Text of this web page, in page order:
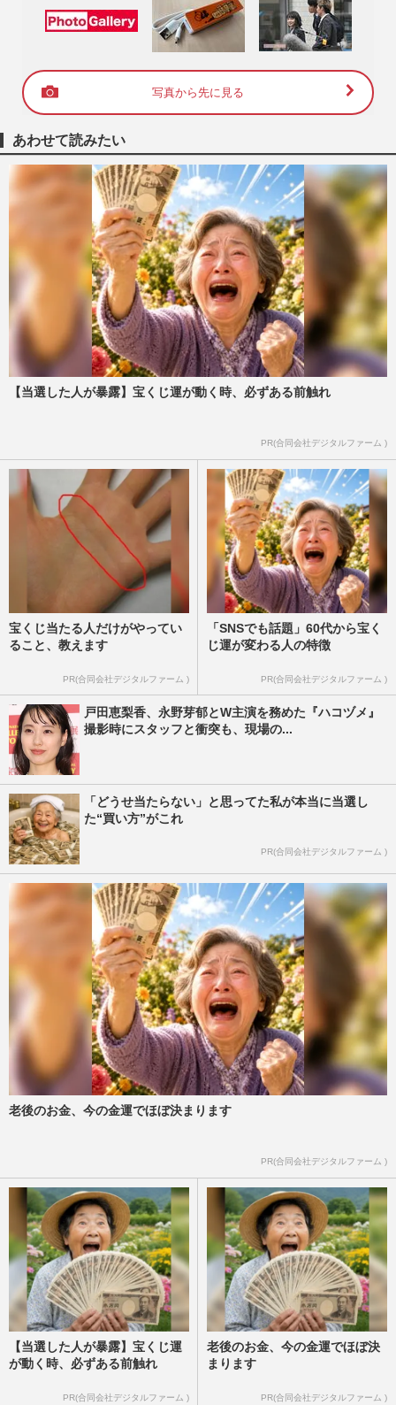
写真から先に見る
あわせて読みたい
【当選した人が暴露】宝くじ運が動く時、必ずある前触れ
PR(合同会社デジタルファーム )
宝くじ当たる人だけがやってい
ること、教えます
PR(合同会社デジタルファーム )
「SNSでも話題」60代から宝く
じ運が変わる人の特徴
PR(合同会社デジタルファーム )
戸田恵梨香、永野芽郁とW主演を務めた『ハコヅメ』
撮影時にスタッフと衝突も、現場の...
「どうせ当たらない」と思ってた私が本当に当選し
た“買い方”がこれ
PR(合同会社デジタルファーム )
老後のお金、今の金運でほぼ決まります
PR(合同会社デジタルファーム )
【当選した人が暴露】宝くじ運
が動く時、必ずある前触れ
PR(合同会社デジタルファーム )
老後のお金、今の金運でほぼ決
まります
PR(合同会社デジタルファーム )